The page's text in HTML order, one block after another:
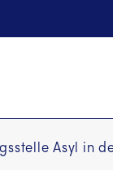
Asyl in